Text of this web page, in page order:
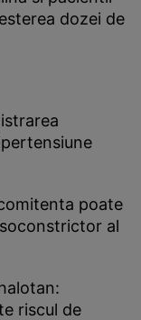
dozei de
poate
al
riscul de